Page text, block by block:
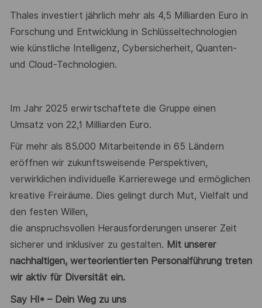
Thales investiert jährlich mehr als 4,5 Milliarden Euro in
Forschung und Entwicklung in Schlüsseltechnologien
wie künstliche Intelligenz, Cybersicherheit, Quanten-
und Cloud-Technologien.
Im Jahr 2025 erwirtschaftete die Gruppe einen
Umsatz von 22,1 Milliarden Euro.
Für mehr als 85.000 Mitarbeitende in 65 Ländern
eröffnen wir zukunftsweisende Perspektiven,
verwirklichen individuelle Karrierewege und ermöglichen
kreative Freiräume. Dies gelingt durch Mut, Vielfalt und
den festen Willen,
die anspruchsvollen Herausforderungen unserer Zeit
sicherer und inklusiver zu gestalten. Mit unserer
nachhaltigen, werteorientierten Personalführung treten
wir aktiv für Diversität ein.
Say HI* – Dein Weg zu uns